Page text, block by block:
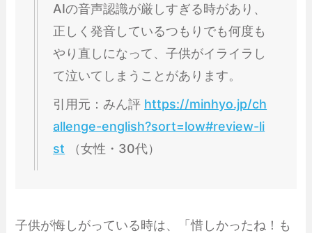
AIの音声認識が厳しすぎる時があり、
正しく発音しているつもりでも何度も
やり直しになって、子供がイライラし
て泣いてしまうことがあります。
引用元：みん評 https://minhyo.jp/ch
allenge-english?sort=low#review-li
st （女性・30代）
子供が悔しがっている時は、「惜しかったね！も